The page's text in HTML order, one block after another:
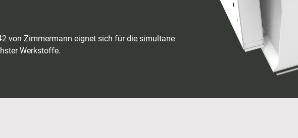
von Zimmermann eignet sich für die simultane
Werkstoffe.